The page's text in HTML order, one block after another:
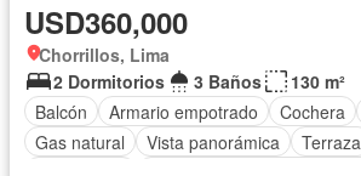
USD360,000
Chorrillos, Lima
2 Dormitorios
3 Baños
130 m²
Balcón
Armario empotrado Cochera
Gas natural
Vista panorámica Terraza